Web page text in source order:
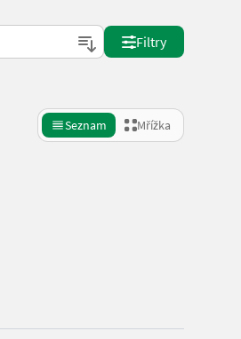
Filtry
Seznam Mřížka